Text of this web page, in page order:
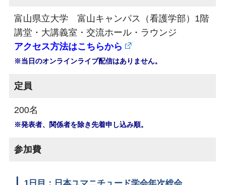
富山県立大学 富山キャンパス（看護学部）1階
講堂・大講義室・交流ホール・ラウンジ
アクセス方法はこちらから
※当日のオンラインライブ配信はありません。
定員
200名
※発表者、関係者を除き先着申し込み順。
参加費